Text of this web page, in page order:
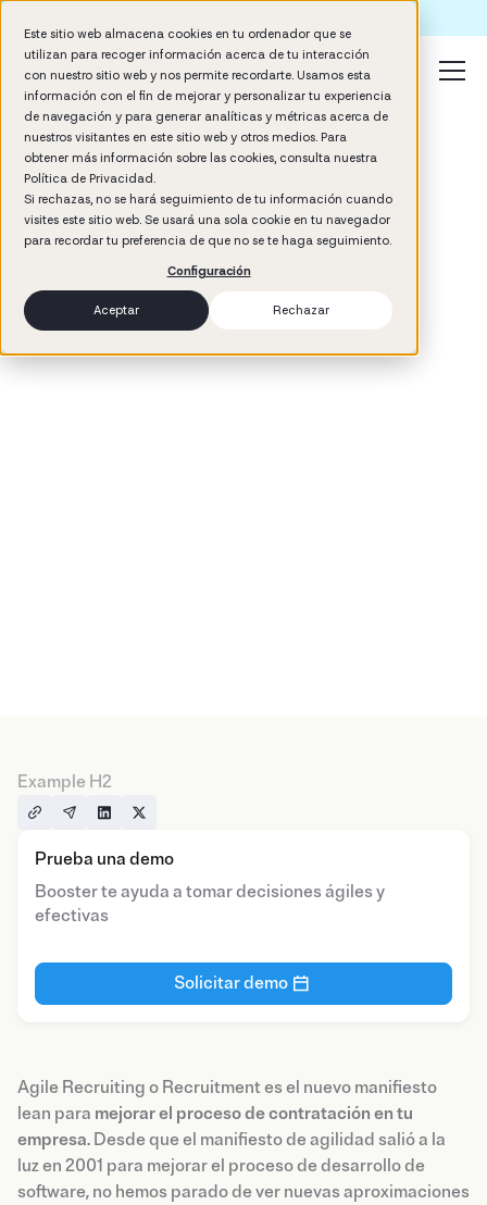
Este sitio web almacena cookies en tu ordenador que se
utilizan para recoger información acerca de tu interacción
con nuestro sitio web y nos permite recordarte. Usamos esta
información con el fin de mejorar y personalizar tu experiencia
de navegación y para generar analíticas y métricas acerca de
nuestros visitantes en este sitio web y otros medios. Para
obtener más información sobre las cookies, consulta nuestra
Política de Privacidad.
Si rechazas, no se hará seguimiento de tu información cuando
visites este sitio web. Se usará una sola cookie en tu navegador
para recordar tu preferencia de que no se te haga seguimiento.
Configuración
Aceptar Rechazar
min read
Example H2
Prueba una demo
Booster te ayuda a tomar decisiones ágiles y
efectivas
Solicitar demo
Agile Recruiting o Recruitment es el nuevo manifiesto
lean para mejorar el proceso de contratación en tu
empresa. Desde que el manifiesto de agilidad salió a la
luz en 2001 para mejorar el proceso de desarrollo de
software, no hemos parado de ver nuevas aproximaciones